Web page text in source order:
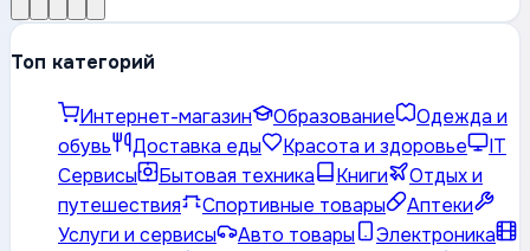
Топ категорий
Интернет-магазин Образование
Одежда и
обувь
Доставка еды Красота и здоровье
IT
Сервисы
Бытовая техника Книги
Отдых и
путешествия
Спортивные товары
Аптеки
Услуги и сервисы
Авто товары
Электроника